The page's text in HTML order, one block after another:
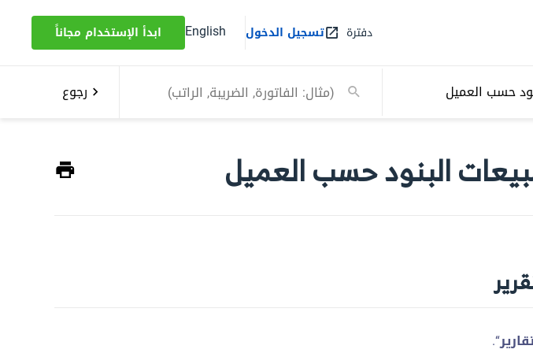
دفترة تسجيل الدخول English ابدأ الإستخدام مجاناً
حسب العميل رجوع
البنود حسب العميل
“.